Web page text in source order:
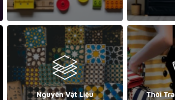
Nguyên Vật Liệu
Thời